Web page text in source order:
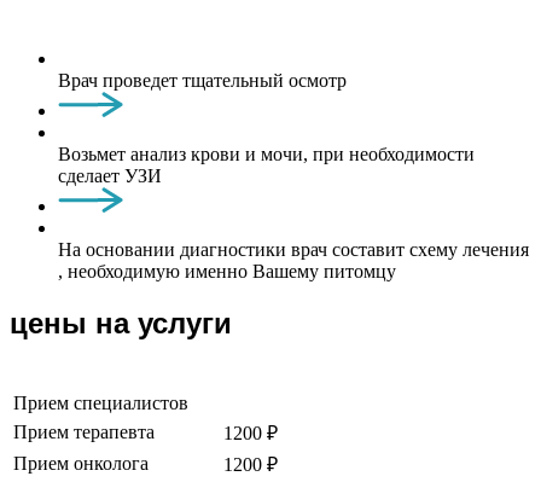
Врач проведет тщательный осмотр
Возьмет анализ крови и мочи, при необходимости
сделает УЗИ
На основании диагностики врач составит схему лечения
, необходимую именно Вашему питомцу
цены на услуги
Прием специалистов
Прием терапевта
1200 ₽
Прием онколога
1200 ₽